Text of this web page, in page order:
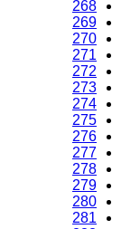
268
269
270
271
272
273
274
275
276
277
278
279
280
281